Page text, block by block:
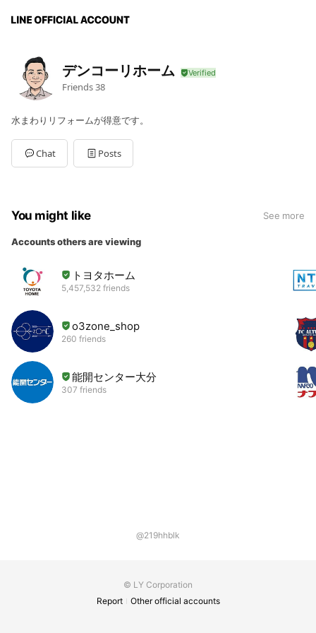
デンコーリホーム
Friends38
水まわりリフォームが得意です。
Chat Posts
You might like See more
Accounts others are viewing
トヨタホーム
5,457,532 friends
o3zone_shop
260 friends
能開センター大分
307 friends
@219hhblk
© LY Corporation
Report
Other official accounts